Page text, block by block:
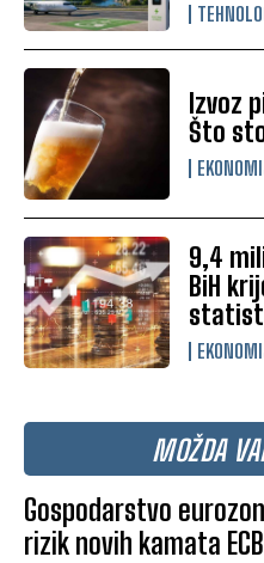
Izvoz
Što
9,4
BiH
MOŽDA
Gospodarstvo
rizik novih kamata